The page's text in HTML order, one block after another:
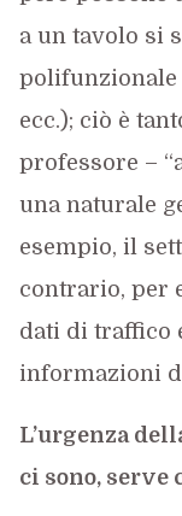
a un tavolo si
polifunzionale
ecc.); ciò è
professore –
una naturale
esempio, il
contrario, per
dati di traffico
informazioni
L’urgenza
ci sono, serve